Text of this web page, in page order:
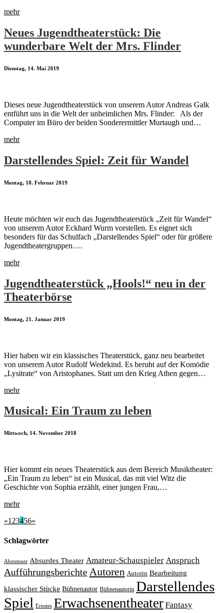
mehr
Neues Jugendtheaterstück: Die
wunderbare Welt der Mrs. Flinder
Dienstag, 14. Mai 2019
Dieses neue Jugendtheaterstück von unserem Autor Andreas Galk
entführt uns in die Welt der unheimlichen Mrs. Flinder: Als der
Computer im Büro der beiden Sonderermittler Murtaugh und…
mehr
Darstellendes Spiel: Zeit für Wandel
Montag, 18. Februar 2019
Heute möchten wir euch das Jugendtheaterstück „Zeit für Wandel“
von unserem Autor Eckhard Wurm vorstellen. Es eignet sich
besonders für das Schulfach „Darstellendes Spiel“ oder für größere
Jugendtheatergruppen….
mehr
Jugendtheaterstück „Hools!“ neu in der
Theaterbörse
Montag, 21. Januar 2019
Hier haben wir ein klassisches Theaterstück, ganz neu bearbeitet
von unserem Autor Rudolf Wedekind. Es beruht auf der Komödie
„Lysitrate“ von Aristophanes. Statt um den Krieg Athen gegen…
mehr
Musical: Ein Traum zu leben
Mittwoch, 14. November 2018
Hier kommt ein neues Theaterstück aus dem Bereich Musiktheater:
„Ein Traum zu leben“ ist ein Musical, das mit viel Witz die
Geschichte von Sophia erzählt, einer jungen Frau,…
mehr
«123456»
Schlagwörter
Abenteuer Absurdes Theater Amateur-Schauspieler Anspruch
Aufführungsberichte Autoren Autorin Bearbeitung
klassischer Stücke Bühnenautor Bühnenautorin Darstellendes
Spiel Ernstes Erwachsenentheater Fantasy